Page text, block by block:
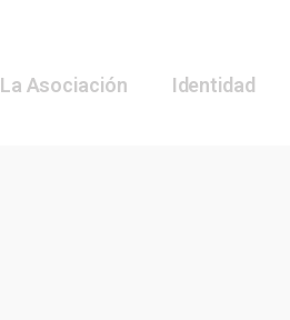
La Asociación Identidad